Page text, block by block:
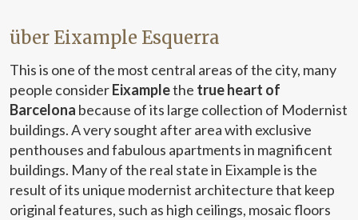
über Eixample Esquerra
This is one of the most central areas of the city, many
people considerEixamplethe true heart of
Barcelona because of its large collection of Modernist
buildings. A very sought after area with exclusive
penthouses and fabulous apartments in magnificent
buildings. Many of the real state in Eixample is the
result of its unique modernist architecture that keep
original features, such as high ceilings, mosaic floors